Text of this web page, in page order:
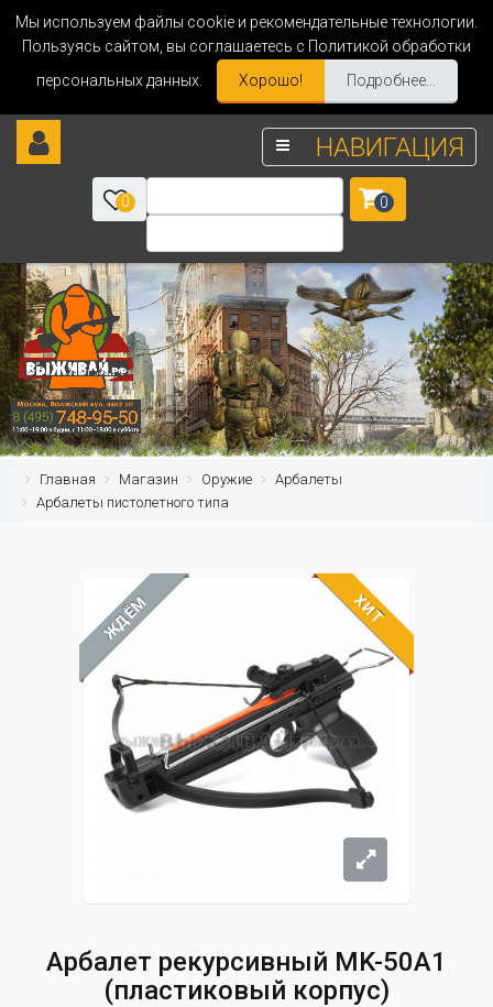
Мы используем файлы cookie и рекомендательные технологии.
Пользуясь сайтом, вы соглашаетесь с Политикой обработки
персональных данных.
Хорошо! Подробнее...
НАВИГАЦИЯ
0 0
Главная Магазин Оружие
Арбалеты
Арбалеты пистолетного типа
ЖДЁМ ХИТ
Арбалет рекурсивный MK-50A1
(пластиковый корпус)